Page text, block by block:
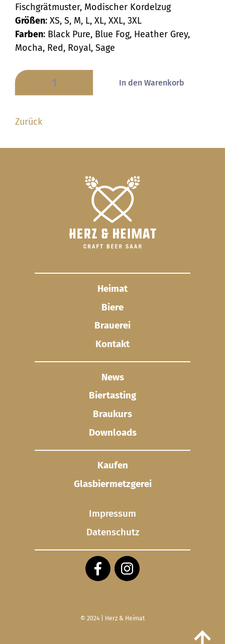
Fischgrätmuster, Modischer Kordelzug
Größen: XS, S, M, L, XL, XXL, 3XL
Farben: Black Pure, Blue Fog, Heather Grey,
Mocha, Red, Royal, Sage
Zurück
Heimat
Biere
Brauerei
Kontakt
News
Biertasting
Braukurs
Downloads
Kaufen
Glasbier­metzgerei
Impressum
Datenschutz
© 2024 | Herz & Heimat